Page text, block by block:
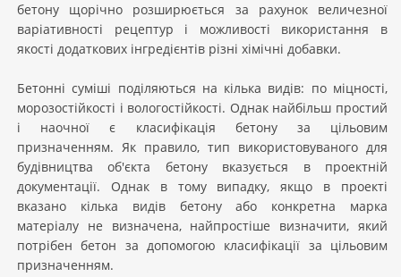
бетону щорічно розширюється за рахунок величезної
варіативності рецептур і можливості використання в
якості додаткових інгредієнтів різні хімічні добавки.
Бетонні суміші поділяються на кілька видів: по міцності,
морозостійкості і вологостійкості. Однак найбільш простий
і наочної є класифікація бетону за цільовим
призначенням. Як правило, тип використовуваного для
будівництва об'єкта бетону вказується в проектній
документації. Однак в тому випадку, якщо в проекті
вказано кілька видів бетону або конкретна марка
матеріалу не визначена, найпростіше визначити, який
потрібен бетон за допомогою класифікації за цільовим
призначенням.